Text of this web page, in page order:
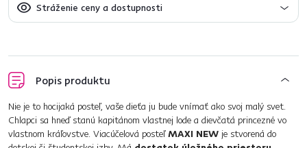
Stráženie ceny a dostupnosti
Popis produktu
Nie je to hocijaká posteľ, vaše dieťa ju bude vnímať ako svoj malý svet.
Chlapci sa hneď stanú kapitánom vlastnej lode a dievčatá princezné vo
vlastnom kráľovstve. Viacúčelová posteľMAXI NEW je stvorená do